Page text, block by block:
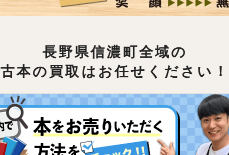
長野県信濃町全域の
古本の買取はお任せください！